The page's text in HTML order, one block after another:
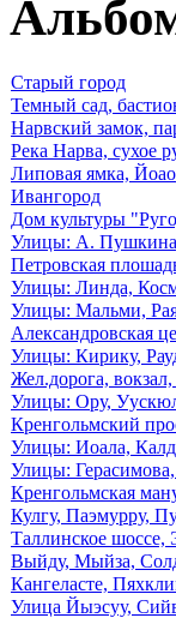
Старый город
Темный сад,
Нарвский замок,
Река Нарва, сухое
Липовая ямка,
Ивангород
Дом культуры
Улицы: А. Пушкина,
Петровская
Улицы: Линда,
Улицы: Мальми,
Александровская
Улицы: Кирику,
Жел.дорога,
Улицы: Ору,
Кренгольмский
Улицы: Иоала,
Улицы:
Кренгольмская
Кулгу, Паэмурру,
Таллинское шоссе,
Выйду, Мыйза,
Кангеласте,
Улица Йыэсуу,